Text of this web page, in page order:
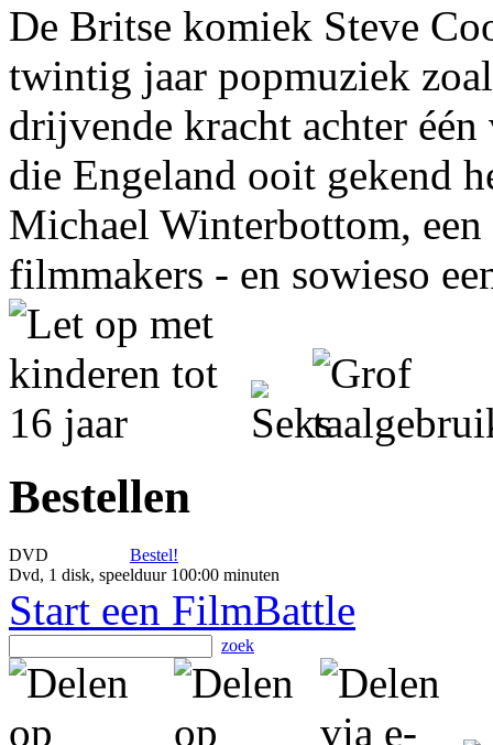
De Britse komiek Steve
twintig jaar popmuziek
drijvende kracht achter
die Engeland ooit gekend
Michael Winterbottom,
filmmakers - en sowieso
Bestellen
DVD
Bestel!
Dvd, 1 disk, speelduur 100:00 minuten
Start een FilmBattle
zoek